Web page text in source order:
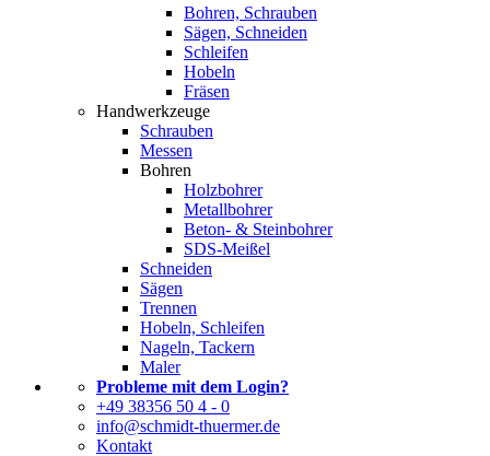
Bohren, Schrauben
Sägen, Schneiden
Schleifen
Hobeln
Fräsen
Handwerkzeuge
Schrauben
Messen
Bohren
Holzbohrer
Metallbohrer
Beton- & Steinbohrer
SDS-Meißel
Schneiden
Sägen
Trennen
Hobeln, Schleifen
Nageln, Tackern
Maler
Probleme mit dem Login?
+49 38356 50 4 - 0
info@schmidt-thuermer.de
Kontakt